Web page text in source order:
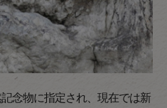
念物に指定され、現在では新